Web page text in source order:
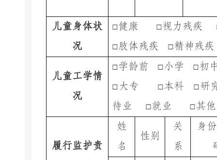
儿童身体状
况
□健康 □视力残疾
□肢体残疾 □精神残
儿童工学情
况
□学龄前 □小学 □初
□ 大专 □本科 □研
待业
□就业 □其
履行监护责
姓
名
性别
关
系
身